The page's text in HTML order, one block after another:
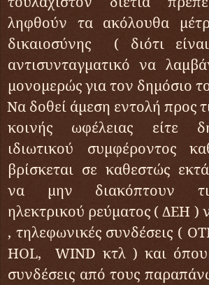
ληφθούν τα ακόλουθα
δικαιοσύνης ( διότι
αντισυνταγματικό να
μονομερώς για τον δημόσιο
Να δοθεί άμεση εντολή προς
κοινής ωφέλειας είτε
ιδιωτικού συμφέροντος
βρίσκεται σε καθεστώς
να μην διακόπτουν
ηλεκτρικού ρεύματος ( ΔΕΗ )
, τηλεφωνικές συνδέσεις (
HOL, WIND κτλ ) και
συνδέσεις από τους